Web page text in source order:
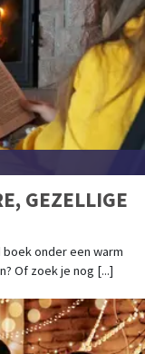
GEZELLIGE
boek onder een warm
Of zoek je nog [...]